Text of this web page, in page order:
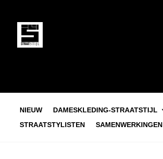
NIEUW DAMESKLEDING-STRAATSTIJL
STRAATSTYLISTEN
SAMENWERKINGEN